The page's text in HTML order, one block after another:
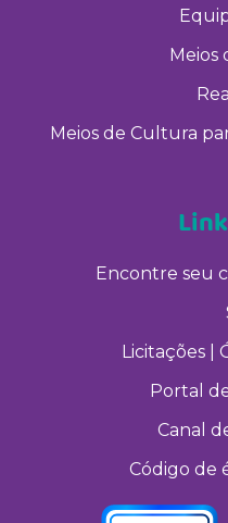
Meios
Meios de Cultura
Encontre seu
Licitações |
Portal
Canal
Código de